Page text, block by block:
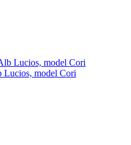
Lucios, model Cori